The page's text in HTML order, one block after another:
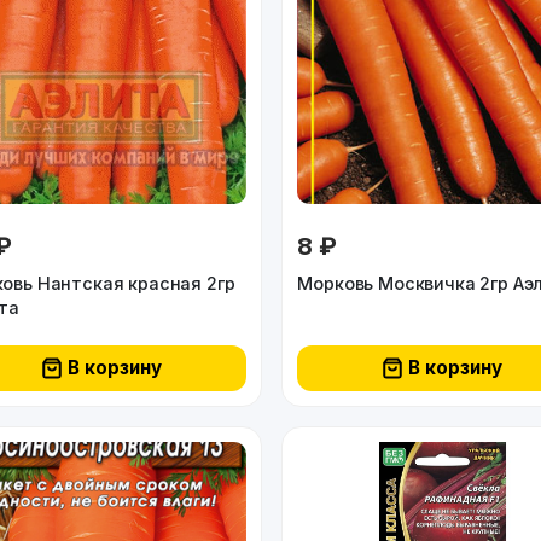
Нантская красная 2гр
В корзину
8 ₽
Морковь Москвичка 2гр
В корзину